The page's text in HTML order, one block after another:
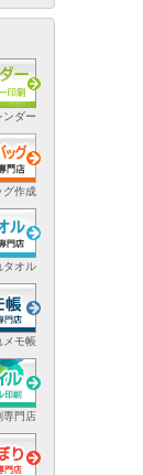
ンダー
グ作成
タオル
メモ帳
専門店